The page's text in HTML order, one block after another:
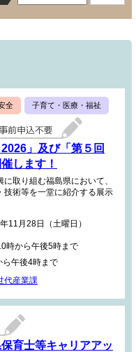
全 子育て・医療・福祉
」及び「第５回
します！
取り組む福島県において、
技術等を一堂に紹介する展示
11月28日（土曜日）
時から午後5時まで
午後4時まで
代産業課
育士等キャリアアッ